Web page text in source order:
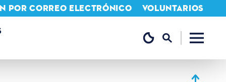
POR CORREO ELECTRÓNICO VOLUNTARIOS